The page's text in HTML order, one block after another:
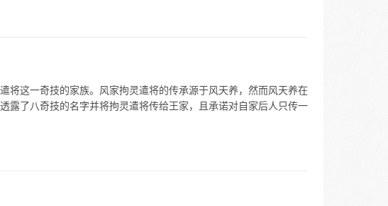
将这一奇技的家族。风家拘灵遣将的传承源于风天养，然而风天养在
露了八奇技的名字并将拘灵遣将传给王家，且承诺对自家后人只传一